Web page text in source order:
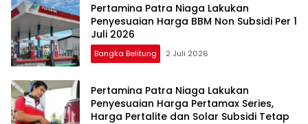
Pertamina Patra Niaga Lakukan
Penyesuaian Harga BBM Non Subsidi Per 1
Juli 2026
Bangka Belitung 2 Juli 2026
Pertamina Patra Niaga Lakukan
Penyesuaian Harga Pertamax Series,
Harga Pertalite dan Solar Subsidi Tetap